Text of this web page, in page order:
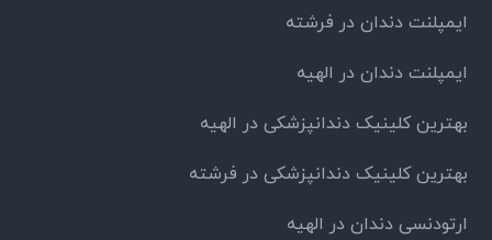
ایمپلنت دندان در فرشته
ایمپلنت دندان در الهیه
بهترین کلینیک دندانپزشکی در الهیه
بهترین کلینیک دندانپزشکی در فرشته
ارتودنسی دندان در الهیه